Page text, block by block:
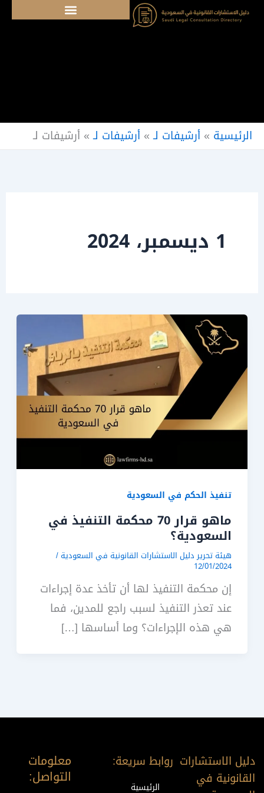
تخطي
الرئيسية »أرشيفات لـ»أرشيفات لـ» أرشيفات لـ
1 ديسمبر، 2024
تنفيذ الحكم في السعودية
ماهو قرار 70 محكمة التنفيذ في
السعودية؟
هيئة تحرير دليل الاستشارات القانونية في السعودية /
12/01/2024
إن محكمة التنفيذ لها أن تأخذ عدة إجراءات
عند تعذر التنفيذ لسبب راجع للمدين، فما
هي هذه الإجراءات؟ وما أساسها […]
دليل الاستشارات
القانونية في
روابط سريعة:
الرئيسية
معلومات
التواصل: